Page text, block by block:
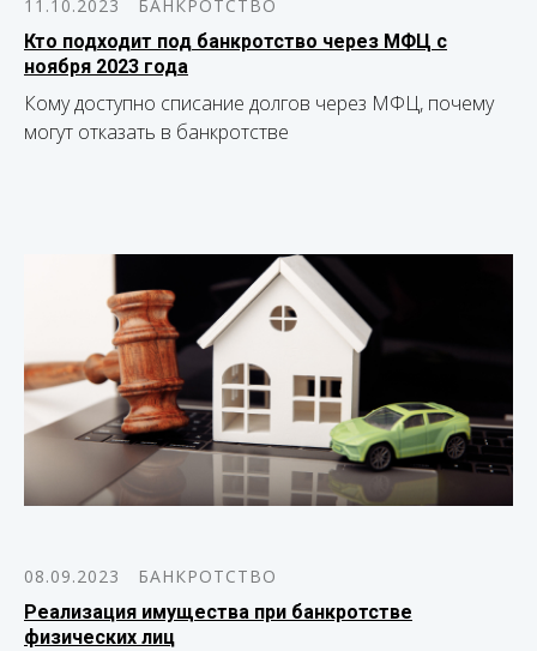
11.10.2023
БАНКРОТСТВО
Кто подходит под банкротство через МФЦ с
ноября 2023 года
Кому доступно списание долгов через МФЦ, почему
могут отказать в банкротстве
08.09.2023
БАНКРОТСТВО
Реализация имущества при банкротстве
физических лиц